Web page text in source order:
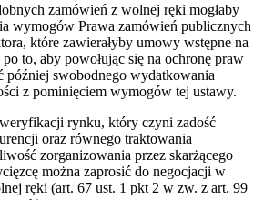
zamówień z wolnej ręki mogłaby
wymogów Prawa zamówień publicznych
które zawierałyby umowy wstępne na
to, aby powołując się na ochronę praw
później swobodnego wydatkowania
z pominięciem wymogów tej ustawy.
rynku, który czyni zadość
oraz równego traktowania
zorganizowania przez skarżącego
można zaprosić do negocjacji w
ręki (art. 67 ust. 1 pkt 2 w zw. z art. 99